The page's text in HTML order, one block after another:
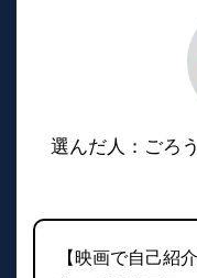
選んだ人：ごろ
【映画で自己紹介